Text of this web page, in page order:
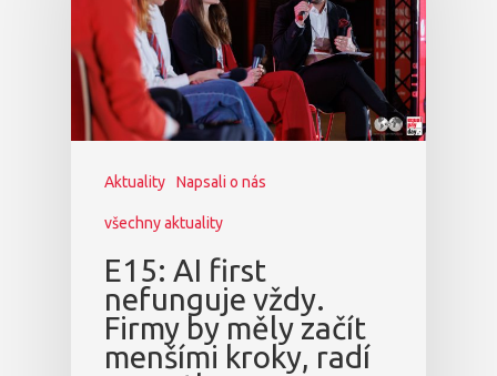
Aktuality Napsali o nás
všechny aktuality
E15: AI first
nefunguje vždy.
Firmy by měly začít
menšími kroky, radí